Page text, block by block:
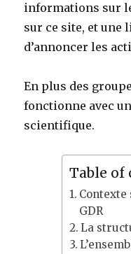
informations sur
sur ce site, et une
d’annoncer les
En plus des
fonctionne avec
scientifique.
Table of
GDR
La